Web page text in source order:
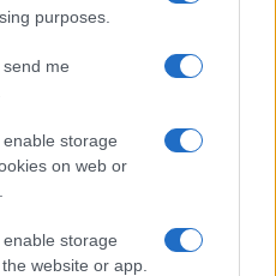
purposes.
me
storage
on web or
storage
website or app.
majd, mint Freddie
A tavasz hírnökei mindig a
állnak színpadra, ez
a Filharmónia Magyarország
weboldalt.